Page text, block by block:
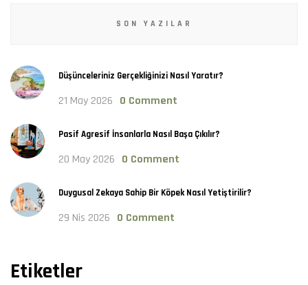
SON YAZILAR
Düşünceleriniz Gerçekliğinizi Nasıl Yaratır?
21 May 2026 0 Comment
Pasif Agresif İnsanlarla Nasıl Başa Çıkılır?
20 May 2026 0 Comment
Duygusal Zekaya Sahip Bir Köpek Nasıl Yetiştirilir?
29 Nis 2026 0 Comment
Etiketler